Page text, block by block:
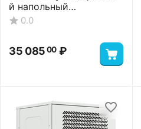
51 94600 ₽